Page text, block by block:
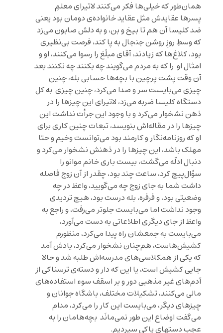
همان‌طور که خیلی‌ها فکر می‌‌کنند لاتیرای معلمِ
پسرها عقایدش مثل عقاید خانواده‌ی دومان بود یعنی
ضد کلیسا آن هم تا بیخ و بن، و به دلش صابون می‌زد
که وسطِ روزِ روشن جنجال به پا کند، فرصت بی‌نظیری
بود، کلاغ‌ها که زیادند، آقای مبلّغ را رسوا می‌کنند، او و
امثال او را که به مردم می‌گویند چه بکنند چه نکنند بعد
آن وقت پشت پرچین با بچه‌ها حسابی بله، چنین
چیزی می‌بایست سر و صدا می‌کرد، چنین چیزی به کل
دستگاه کلیسا ضربه می‌زد، لاتیرای این چیزها را در
ذهن نشخوار می‌کرد و با وجود این جرأت نداشت این
چیزها را در مقاله‌اش بنویسد، تبعات چنین کاری برای
او که روزنامه‌نگار و کارمند بود می‌توانست وخیم و حتا
مهلک باشد، این چیزها را در ذهنش نشخوار می‌کرد و
دنبال ادلّه می‌گشت، بیست باری خانم موانو را
سؤال‌پیچ کرد، ساعت چند بود، چقدر از آن زوج فاصله
داشت شما به جای زوج چه می‌گویید، واعظ در چه
وضعیتی بود، و فرفره، بله درست بود، هیچ تردیدی
وجود نداشت اما می‌بایست جلوتر می‌رفت، و راجع به
واعظ از جای دیگری اطلاعاتی به دست می‌آورد،
می‌بایست به جمعشان راه پیدا می‌کرد، منظورم
کشیش‌هاست، هم‌چنان نشخوار می‌کرد، یادش آمد
که یکی از همکلاسی‌های مدرسه‌اش طلبه شد و حالا
جایی کشیش است، یا این که دار و دسته‌ی ترسناکی از
آدم‌های غیر مذهبی دور و بر اسقف سوء استفاده‌های
مالی می‌کنند، تشکیلات مختلف، باشگاه جوانان و
چیزهای دیگر، می‌بایست این کار را می‌کرد، مدام
می‌گفت اوضاع این طور نمی‌مانَد بچه‌هامان را به
عجب دستهای پاکی سپردیم.